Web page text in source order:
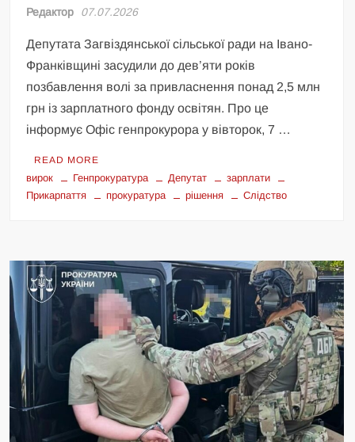
Редактор 07.07.2026
Депутата Загвіздянської сільської ради на Івано-
Франківщині засудили до дев’яти років
позбавлення волі за привласнення понад 2,5 млн
грн із зарплатного фонду освітян. Про це
інформує Офіс генпрокурора у вівторок, 7 …
READ MORE
вирок Генпрокуратура Депутат
зарплати
Прикарпаття
прокуратура рішення Слідство